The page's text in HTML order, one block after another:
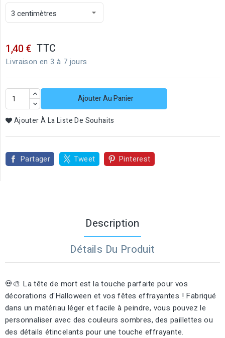
1,40 € TTC
Livraison en 3 à 7 jours
Ajouter Au Panier
Ajouter À La Liste De Souhaits
Partager Tweet Pinterest
Description
Détails Du Produit
💀🎨 La tête de mort est la touche parfaite pour vos
décorations d'Halloween et vos fêtes effrayantes ! Fabriqué
dans un matériau léger et facile à peindre, vous pouvez le
personnaliser avec des couleurs sombres, des paillettes ou
des détails étincelants pour une touche effrayante.